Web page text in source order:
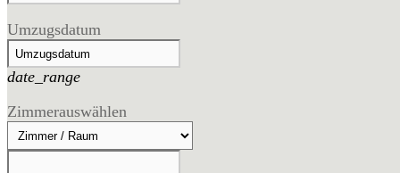
Umzugsdatum
date_range
Zimmerauswählen